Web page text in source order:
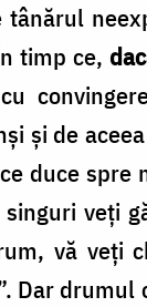
tânărul
timp ce,
şi de
duce spre
singuri veţi
vă veţi
Dar drumul